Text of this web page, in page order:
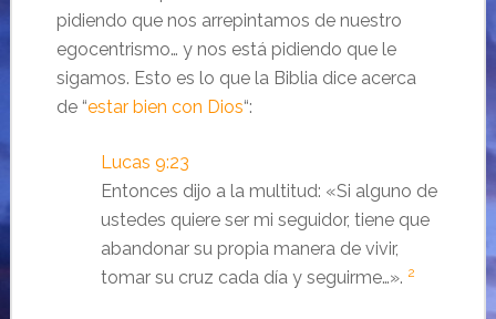
pidiendo que nos arrepintamos de nuestro
egocentrismo… y nos está pidiendo que le
sigamos. Esto es lo que la Biblia dice acerca
de “estar bien con Dios“:
Lucas 9:23
Entonces dijo a la multitud: «Si alguno de
ustedes quiere ser mi seguidor, tiene que
abandonar su propia manera de vivir,
tomar su cruz cada día y seguirme…». 2